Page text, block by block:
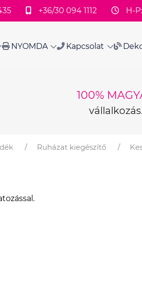
+36/30 094 1112 H-
NYOMDA Kapcsolat
100%
vállalkozás.
Ruházat kiegészítő